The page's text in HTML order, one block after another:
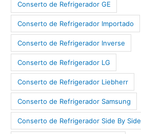
Conserto de Refrigerador GE
Conserto de Refrigerador Importado
Conserto de Refrigerador Inverse
Conserto de Refrigerador LG
Conserto de Refrigerador Liebherr
Conserto de Refrigerador Samsung
Conserto de Refrigerador Side By Side